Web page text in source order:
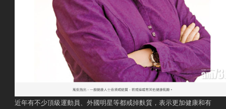
近年有不少頂級運動員、外國明星等都戒掉麩質，表示更加健康和有